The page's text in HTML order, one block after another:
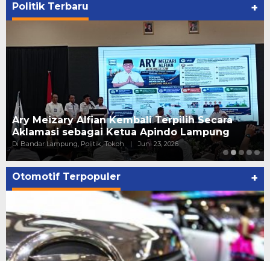
Politik Terbaru +
Ary Meizary Alfian Kembali Terpilih Secara
Aklamasi sebagai Ketua Apindo Lampung
Di Bandar Lampung, Politik, Tokoh | Juni 23, 2026
Otomotif Terpopuler +